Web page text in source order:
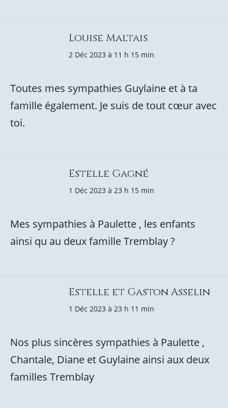
Louise Maltais
2 Déc 2023 à 11 h 15 min
Toutes mes sympathies Guylaine et à ta
famille également. Je suis de tout cœur avec
toi.
Estelle Gagné
1 Déc 2023 à 23 h 15 min
Mes sympathies à Paulette , les enfants
ainsi qu au deux famille Tremblay ?
Estelle et Gaston Asselin
1 Déc 2023 à 23 h 11 min
Nos plus sincères sympathies à Paulette ,
Chantale, Diane et Guylaine ainsi aux deux
familles Tremblay